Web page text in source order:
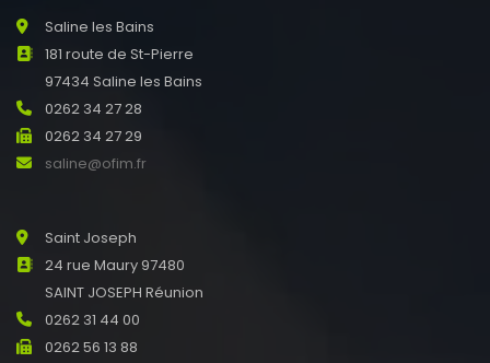
Saline les Bains
181 route de St-Pierre
97434 Saline les Bains
0262 34 27 28
0262 34 27 29
saline@ofim.fr
Saint Joseph
24 rue Maury 97480
SAINT JOSEPH Réunion
0262 31 44 00
0262 56 13 88